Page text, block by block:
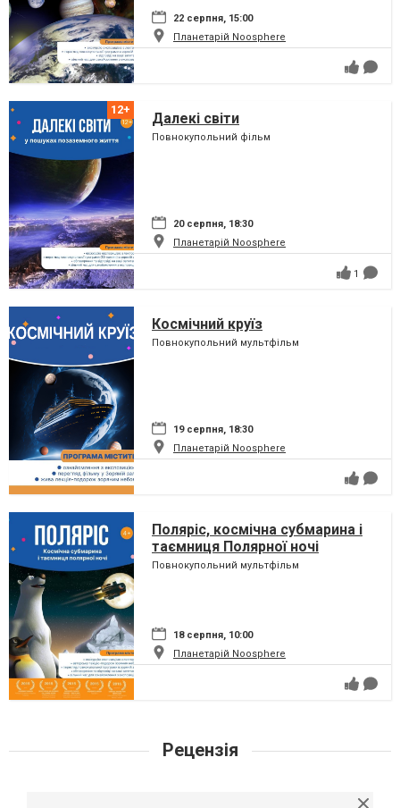
22 серпня, 15:00
Планетарій Noosphere
Далекі світи
Повнокупольний фільм
20 серпня, 18:30
Планетарій Noosphere
1
Космічний круїз
Повнокупольний мультфільм
19 серпня, 18:30
Планетарій Noosphere
Поляріс, космічна субмарина і
таємниця Полярної ночі
Повнокупольний мультфільм
18 серпня, 10:00
Планетарій Noosphere
Рецензія